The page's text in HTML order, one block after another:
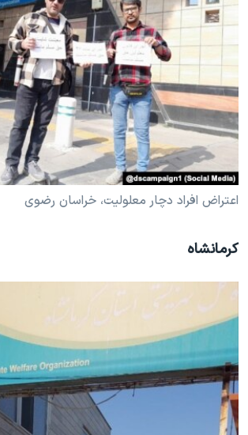
اعتراض افراد دچار معلولیت، خراسان رضوی
کرمانشاه